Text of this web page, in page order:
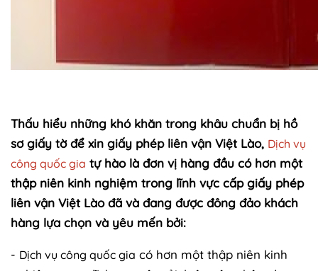
Thấu hiểu những khó khăn trong khâu chuẩn bị hồ
sơ giấy tờ để xin giấy phép liên vận Việt Lào, Dịch vụ
công quốc gia tự hào là đơn vị hàng đầu có hơn một
thập niên kinh nghiệm trong lĩnh vực cấp giấy phép
liên vận Việt Lào đã và đang được đông đảo khách
hàng lựa chọn và yêu mến bởi:
- Dịch vụ công quốc gia có hơn một thập niên kinh